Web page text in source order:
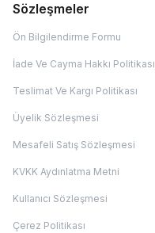
Sözleşmeler
Ön Bilgilendirme Formu
İade Ve Cayma Hakkı Politikası
Teslimat Ve Kargı Politikası
Üyelik Sözleşmesi
Mesafeli Satış Sözleşmesi
KVKK Aydınlatma Metni
Kullanıcı Sözleşmesi
Çerez Politikası